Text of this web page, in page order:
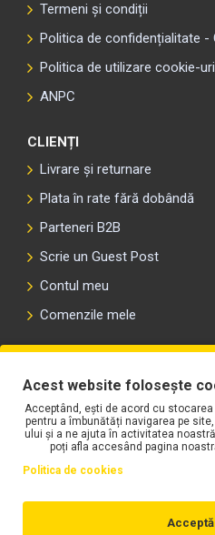
Termeni și condiții
Politica de confidențialitate -
Politica de utilizare cookie-uri
ANPC
CLIENȚI
Livrare și returnare
Plata în rate fără dobândă
Parteneri B2B
Scrie un Guest Post
Contul meu
Comenzile mele
Acest website folosește
Acceptând, ești de acord cu
pentru a îmbunătăți navigarea pe
ului și a ne ajuta în activitatea
poți afla accesând pagina
Politica de cookies